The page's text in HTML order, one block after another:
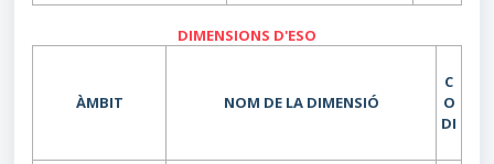
DIMENSIONS D'ESO
ÀMBIT NOM DE LA DIMENSIÓ
C
O
DI